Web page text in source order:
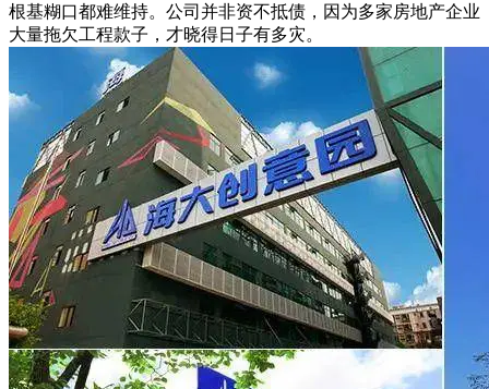
根基糊口都难维持。公司并非资不抵债，因为多家房地产企业
大量拖欠工程款子，才晓得日子有多灾。